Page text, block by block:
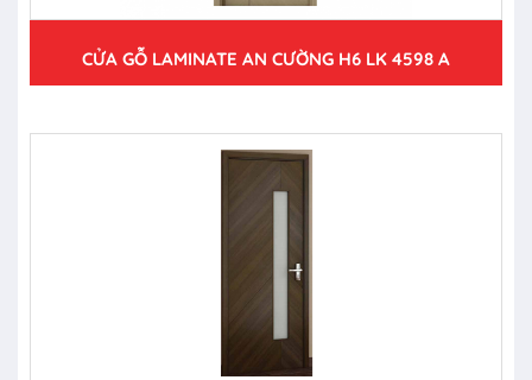
CỬA GỖ LAMINATE AN CƯỜNG H6 LK 4598 A